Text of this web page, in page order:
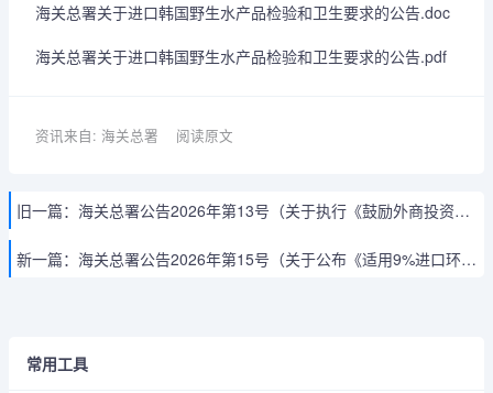
海关总署关于进口韩国野生水产品检验和卫生要求的公告.doc
海关总署关于进口韩国野生水产品检验和卫生要求的公告.pdf
资讯来自: 海关总署 阅读原文
旧一篇： 海关总署公告2026年第13号（关于执行《鼓励外商投资产业目录(2025年版)》有关事项的公告）
新一篇： 海关总署公告2026年第15号（关于公布《适用9%进口环节增值税税率非全税目商品对应海关商品编号表》的公告）
常用工具